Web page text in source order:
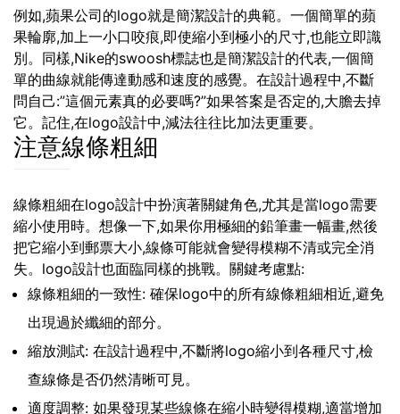
例如,蘋果公司的logo就是簡潔設計的典範。一個簡單的蘋
果輪廓,加上一小口咬痕,即使縮小到極小的尺寸,也能立即識
別。同樣,Nike的swoosh標誌也是簡潔設計的代表,一個簡
單的曲線就能傳達動感和速度的感覺。在設計過程中,不斷
問自己:”這個元素真的必要嗎?”如果答案是否定的,大膽去掉
它。記住,在logo設計中,減法往往比加法更重要。
注意線條粗細
線條粗細在logo設計中扮演著關鍵角色,尤其是當logo需要
縮小使用時。想像一下,如果你用極細的鉛筆畫一幅畫,然後
把它縮小到郵票大小,線條可能就會變得模糊不清或完全消
失。logo設計也面臨同樣的挑戰。關鍵考慮點:
線條粗細的一致性: 確保logo中的所有線條粗細相近,避免
出現過於纖細的部分。
縮放測試: 在設計過程中,不斷將logo縮小到各種尺寸,檢
查線條是否仍然清晰可見。
適度調整: 如果發現某些線條在縮小時變得模糊,適當增加